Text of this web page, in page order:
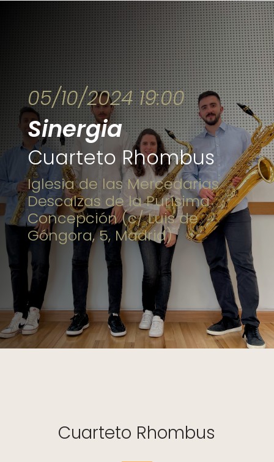
05/10/2024 19:00
Sinergia
Cuarteto Rhombus
Iglesia de las Mercedarias
Descalzas de la Purísima
Concepción (c/ Luis de
Góngora, 5, Madrid)
Cuarteto Rhombus